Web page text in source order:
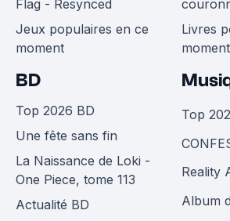
Flag - Resynced
Jeux populaires en ce
moment
Livres
moment
BD
Top 2026 BD
Une fête sans fin
La Naissance de Loki -
One Piece, tome 113
Actualité BD
Top
Reality
Album